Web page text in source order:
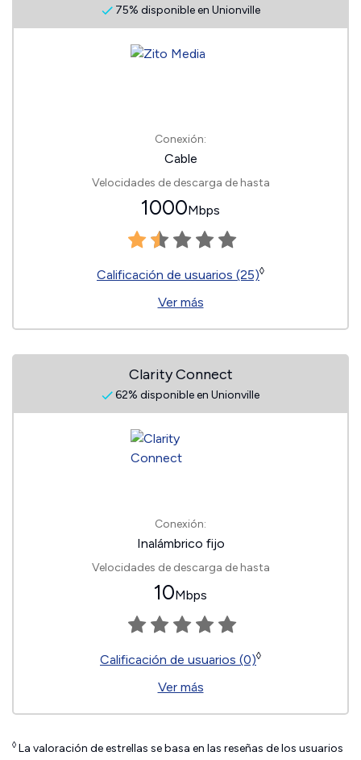
75% disponible en Unionville
Conexión:
Cable
Velocidades de descarga de hasta
1000Mbps
Calificación de usuarios (25)◊
Ver más
Clarity Connect
62% disponible en Unionville
Conexión:
Inalámbrico fijo
Velocidades de descarga de hasta
10Mbps
Calificación de usuarios (0)◊
Ver más
◊ La valoración de estrellas se basa en las reseñas de los usuarios